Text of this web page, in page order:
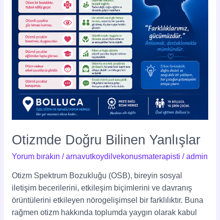
Otizmde Doğru Bilinen Yanlışlar
Yorum bırakın /arnavutkoydilvekonusmaterapisti /admin
Otizm Spektrum Bozukluğu (OSB), bireyin sosyal
iletişim becerilerini, etkileşim biçimlerini ve davranış
örüntülerini etkileyen nörogelişimsel bir farklılıktır. Buna
rağmen otizm hakkında toplumda yaygın olarak kabul